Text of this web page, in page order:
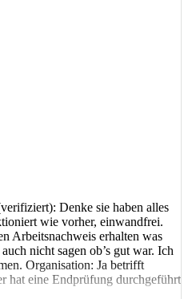
Denke sie haben alles
wie vorher, einwandfrei.
Arbeitsnachweis erhalten was
nicht sagen ob’s gut war. Ich
Organisation: Ja betrifft
hat eine Endprüfung durchgeführt